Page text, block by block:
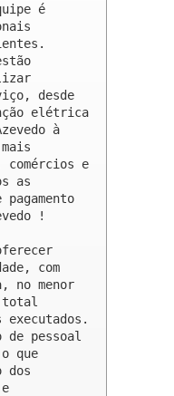
é
desde
elétrica
à
comércios e
as
!
com
no menor
total
de pessoal
que
dos